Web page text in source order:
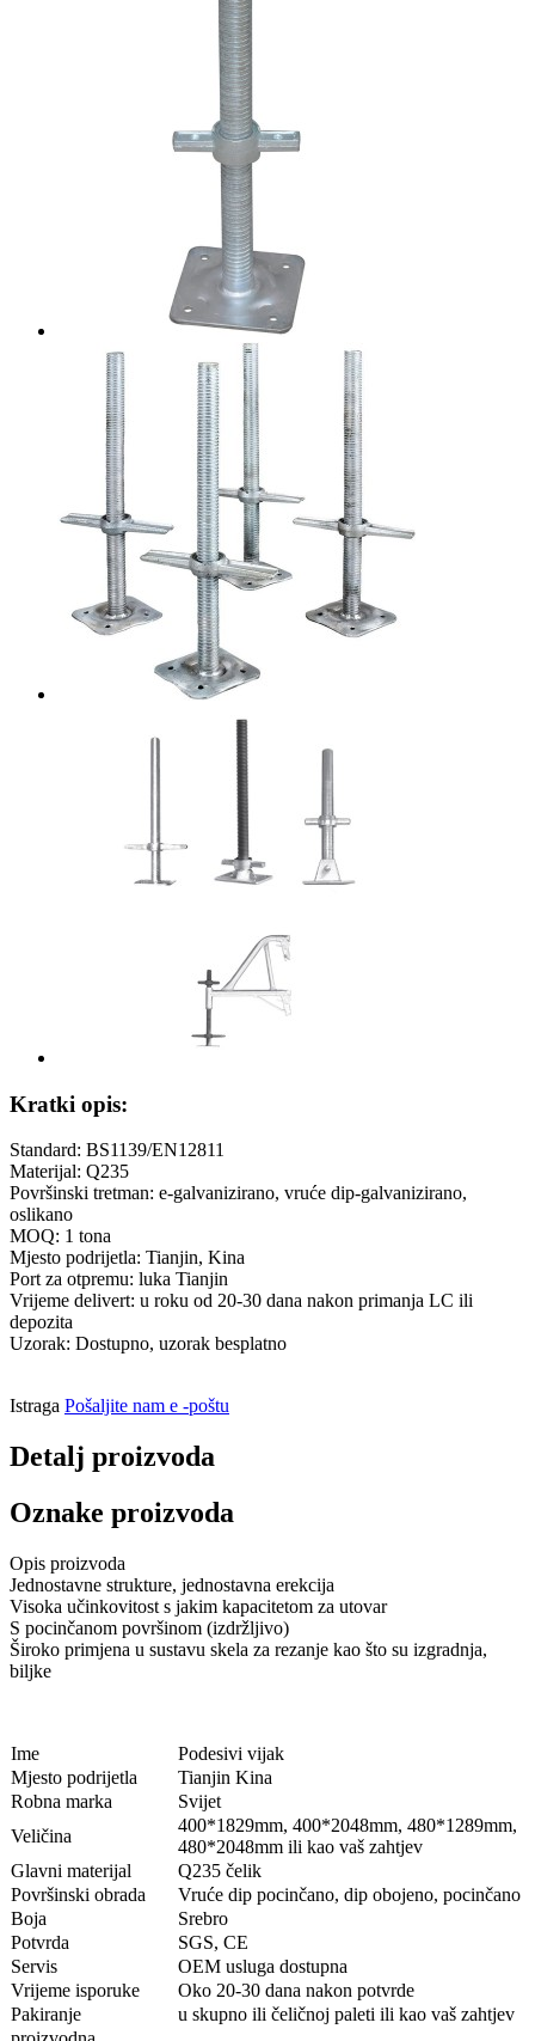
Kratki opis:
Standard: BS1139/EN12811
Materijal: Q235
Površinski tretman: e-galvanizirano, vruće dip-galvanizirano,
oslikano
MOQ: 1 tona
Mjesto podrijetla: Tianjin, Kina
Port za otpremu: luka Tianjin
Vrijeme delivert: u roku od 20-30 dana nakon primanja LC ili
depozita
Uzorak: Dostupno, uzorak besplatno
Istraga Pošaljite nam e -poštu
Detalj proizvoda
Oznake proizvoda
Opis proizvoda
Jednostavne strukture, jednostavna erekcija
Visoka učinkovitost s jakim kapacitetom za utovar
S pocinčanom površinom (izdržljivo)
Široko primjena u sustavu skela za rezanje kao što su izgradnja,
biljke
Ime
Podesivi vijak
Mjesto podrijetla
Tianjin Kina
Robna marka
Svijet
Veličina
400*1829mm, 400*2048mm, 480*1289mm,
480*2048mm ili kao vaš zahtjev
Glavni materijal
Q235 čelik
Površinski obrada
Vruće dip pocinčano, dip obojeno, pocinčano
Boja
Srebro
Potvrda
SGS, CE
Servis
OEM usluga dostupna
Vrijeme isporuke
Oko 20-30 dana nakon potvrde
Pakiranje
u skupno ili čeličnoj paleti ili kao vaš zahtjev